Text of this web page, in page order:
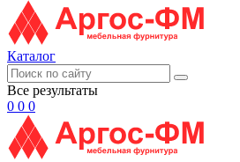
Каталог
Все результаты
0 0 0